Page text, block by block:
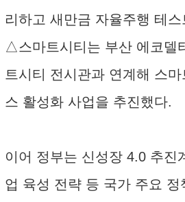
리하고 새만금 자율주행 테
△스마트시티는 부산 에코델
트시티 전시관과 연계해 스
스 활성화 사업을 추진했다.
이어 정부는 신성장 4.0 추진
업 육성 전략 등 국가 주요